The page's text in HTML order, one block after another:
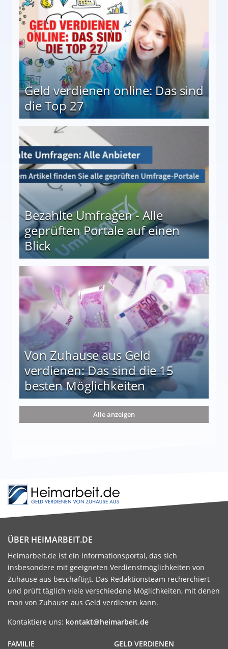
Geld verdienen online: Das sind
die Top 27
Bezahlte Umfragen - Alle
geprüften Portale auf einen
Blick
auf einen Blick
Von Zuhause aus Geld
verdienen: Das sind die 15
besten Möglichkeiten
die 15 besten Möglichkeiten
Alle anzeigen
ÜBER HEIMARBEIT.DE
Heimarbeit.de ist ein Informationsportal, das sich
insbesondere mit geeigneten Verdienstmöglichkeiten von
Zuhause aus beschäftigt. Das Redaktionsteam recherchiert
und prüft täglich viele verschiedene Möglichkeiten, mit denen
man von Zuhause aus Geld verdienen kann.
Kontaktiere uns: kontakt@heimarbeit.de
GELD VERDIENEN
FAMILIE